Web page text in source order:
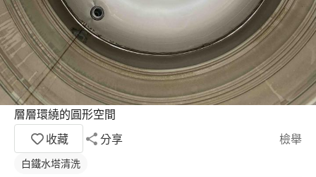
層層環繞的圓形空間
收藏
分享 檢舉
白鐵水塔清洗